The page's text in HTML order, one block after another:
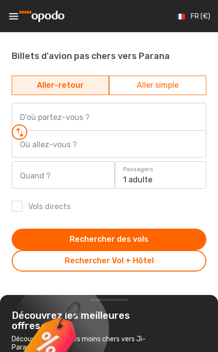
FR (€)
Billets d'avion pas chers vers Parana
Aller-retour Aller simple
D'où partez-vous ?
Où allez-vous ?
Quand ?
Passagers
1 adulte
Vols directs
Rechercher Vol + Hôtel
Rechercher des vols
Découvrez les meilleures
offres
Découvrez les vols les moins chers vers Ji-
Parana